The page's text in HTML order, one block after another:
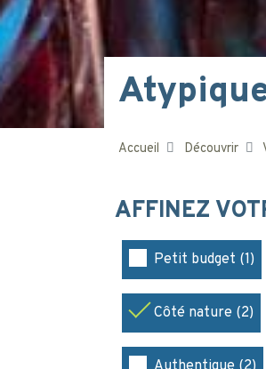
Accueil Découvrir
AFFINEZ
Petit budget (1)
Côté nature (2)